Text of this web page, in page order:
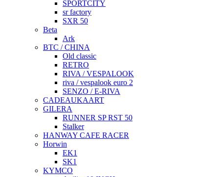
SPORTCITY
sr factory
SXR 50
Beta
Ark
BTC / CHINA
Old classic
RETRO
RIVA / VESPALOOK
riva / vespalook euro 2
SENZO / E-RIVA
CADEAUKAART
GILERA
RUNNER SP RST 50
Stalker
HANWAY CAFE RACER
Horwin
EK1
SK1
KYMCO